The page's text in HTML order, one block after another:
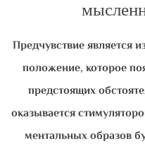
Предчувствие является
положение, которое
предстоящих
оказывается
ментальных образов